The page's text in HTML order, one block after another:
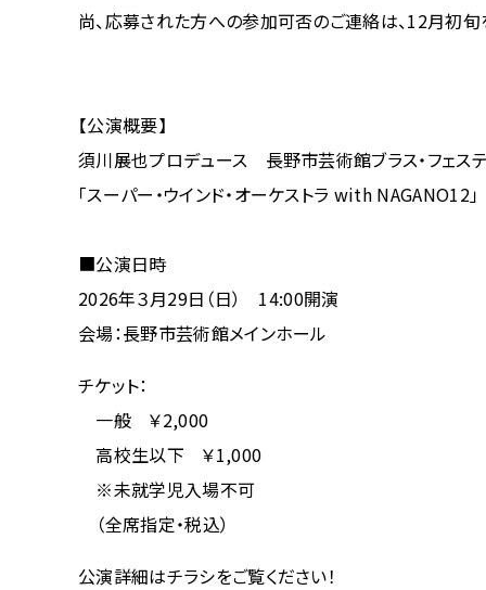
尚、応募された方への参加可否のご連絡は、12月初旬
【公演概要】
須川展也プロデュース 長野市芸術館ブラス・フェス
「スーパー・ウインド・オーケストラ with NAGANO12」
■公演日時
2026年３月29日（日） 14:00開演
会場：長野市芸術館メインホール
チケット：
一般 ￥2,000
高校生以下 ￥1,000
※未就学児入場不可
（全席指定・税込）
公演詳細はチラシをご覧ください！